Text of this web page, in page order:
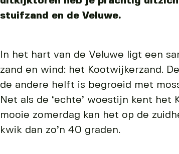
stuifzand en de Veluwe.
In het hart van de Veluwe ligt een
zand en wind: het Kootwijkerzand.
de andere helft is begroeid met
Net als de ‘echte’ woestijn kent
mooie zomerdag kan het op de
kwik dan zo’n 40 graden.